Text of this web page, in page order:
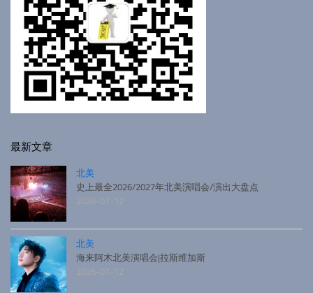
最新文章
北美
史上最全2026/2027年北美演唱会/演出大盘点
2026-07-12
北美
海来阿木北美演唱会|拉斯维加斯
2026-07-12